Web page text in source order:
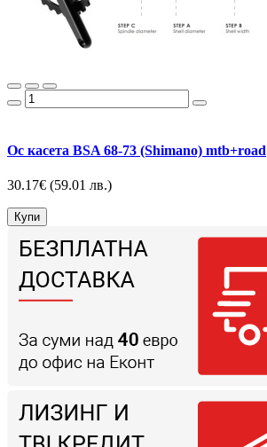
Ос касета BSA 68-73 (Shimano) mtb+road
30.17€ (59.01 лв.)
Купи